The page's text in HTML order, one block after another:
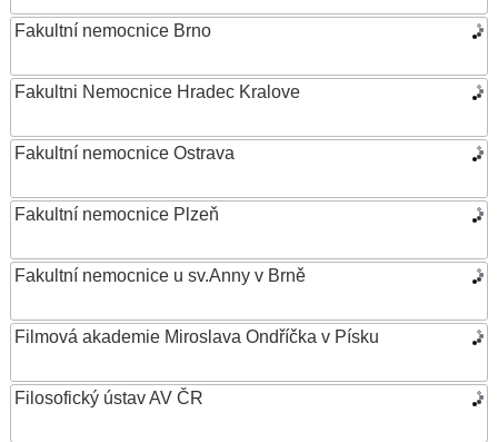
Fakultní nemocnice Brno
Fakultni Nemocnice Hradec Kralove
Fakultní nemocnice Ostrava
Fakultní nemocnice Plzeň
Fakultní nemocnice u sv.Anny v Brně
Filmová akademie Miroslava Ondříčka v Písku
Filosofický ústav AV ČR